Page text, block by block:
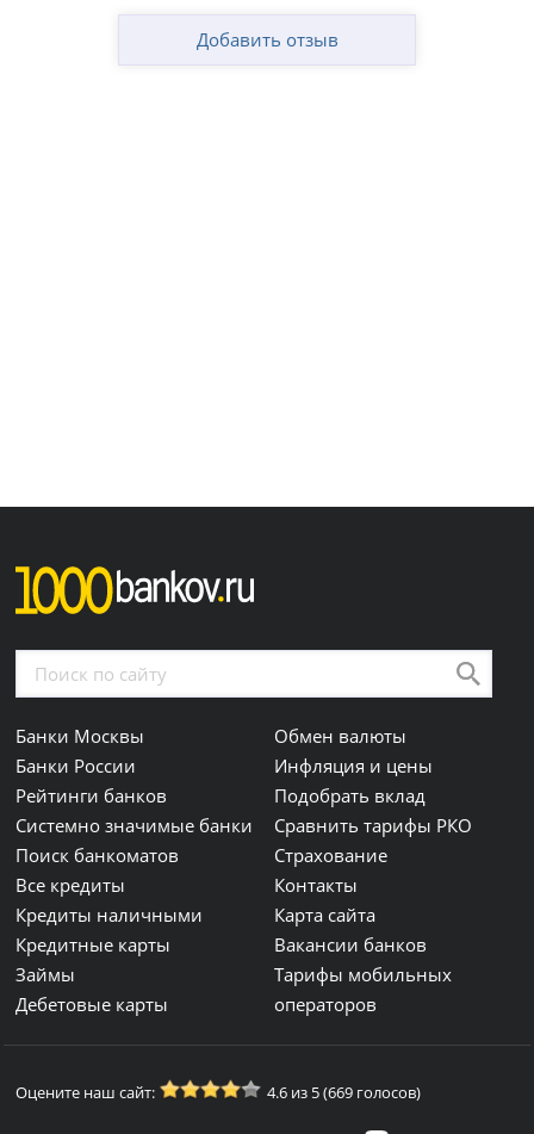
Добавить отзыв
Банки Москвы
Банки России
Рейтинги банков
Системно значимые банки
Поиск банкоматов
Все кредиты
Кредиты наличными
Кредитные карты
Займы
Дебетовые карты
Обмен валюты
Инфляция и цены
Подобрать вклад
Сравнить тарифы РКО
Страхование
Контакты
Карта сайта
Вакансии банков
Тарифы мобильных
операторов
Оцените наш сайт: 4.6 из 5 (669 голосов)